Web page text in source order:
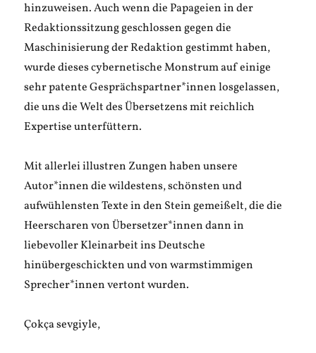
hinzuweisen. Auch wenn die Papageien in der
Redaktionssitzung geschlossen gegen die
Maschinisierung der Redaktion gestimmt haben,
wurde dieses cybernetische Monstrum auf einige
sehr patente Gesprächspartner*innen losgelassen,
die uns die Welt des Übersetzens mit reichlich
Expertise unterfüttern.
Mit allerlei illustren Zungen haben unsere
Autor*innen die wildestens, schönsten und
aufwühlensten Texte in den Stein gemeißelt, die die
Heerscharen von Übersetzer*innen dann in
liebevoller Kleinarbeit ins Deutsche
hinübergeschickten und von warmstimmigen
Sprecher*innen vertont wurden.
Çokça sevgiyle,